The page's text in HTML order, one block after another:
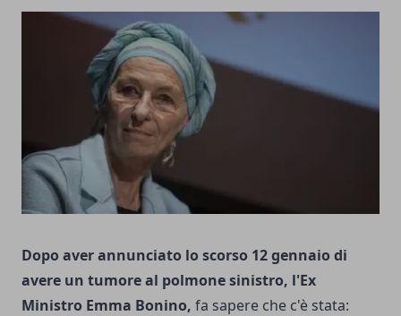
Dopo aver annunciato lo scorso 12 gennaio di
avere un tumore al polmone sinistro, l'Ex
Ministro Emma Bonino, fa sapere che c'è stata: